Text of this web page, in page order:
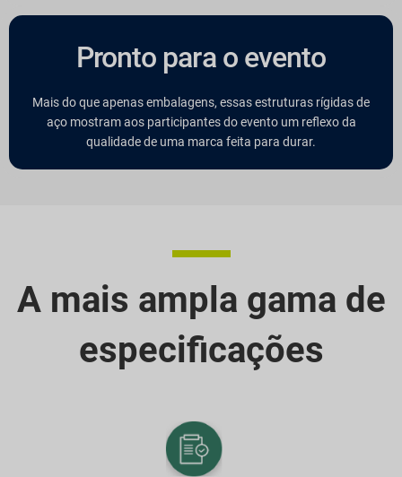
Pronto para o evento
Mais do que apenas embalagens, essas estruturas rígidas de
aço mostram aos participantes do evento um reflexo da
qualidade de uma marca feita para durar.
A mais ampla gama de
especificações